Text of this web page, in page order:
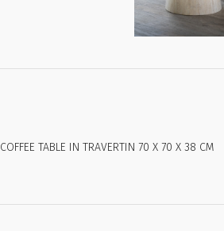
COFFEE TABLE IN TRAVERTIN 70 X 70 X 38 CM